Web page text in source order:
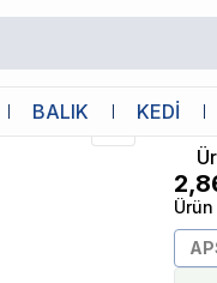
BALIK KEDİTetra